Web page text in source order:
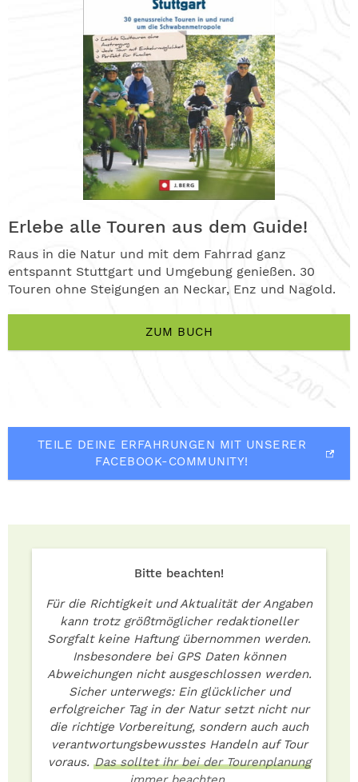
Erlebe alle Touren aus dem Guide!
Raus in die Natur und mit dem Fahrrad ganz
entspannt Stuttgart und Umgebung genießen. 30
Touren ohne Steigungen an Neckar, Enz und Nagold.
ZUM BUCH
TEILE DEINE ERFAHRUNGEN MIT UNSERER
FACEBOOK-COMMUNITY!
Bitte beachten!
Für die Richtigkeit und Aktualität der Angaben
kann trotz größtmöglicher redaktioneller
Sorgfalt keine Haftung übernommen werden.
Insbesondere bei GPS Daten können
Abweichungen nicht ausgeschlossen werden.
Sicher unterwegs: Ein glücklicher und
erfolgreicher Tag in der Natur setzt nicht nur
die richtige Vorbereitung, sondern auch auch
verantwortungsbewusstes Handeln auf Tour
voraus. Das solltet ihr bei der Tourenplanung